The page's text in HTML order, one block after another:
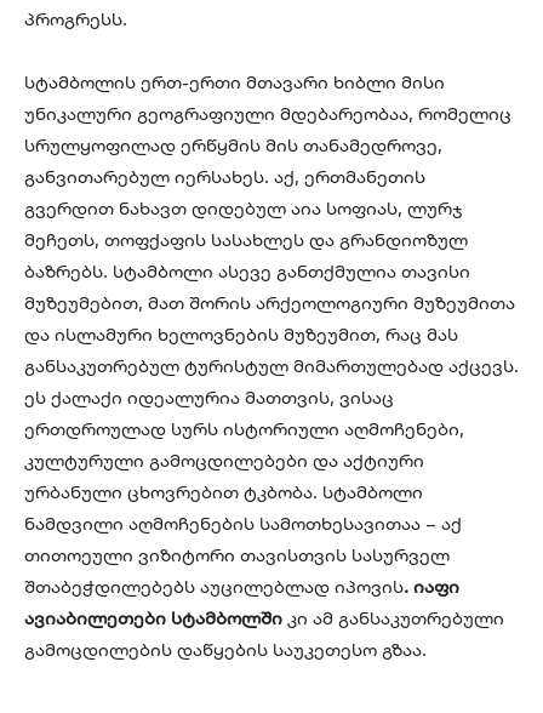
პროგრესს.
სტამბოლის ერთ-ერთი მთავარი ხიბლი მისი
უნიკალური გეოგრაფიული მდებარეობაა, რომელიც
სრულყოფილად ერწყმის მის თანამედროვე,
განვითარებულ იერსახეს. აქ, ერთმანეთის
გვერდით ნახავთ დიდებულ აია სოფიას, ლურჯ
მეჩეთს, თოფქაფის სასახლეს და გრანდიოზულ
ბაზრებს. სტამბოლი ასევე განთქმულია თავისი
მუზეუმებით, მათ შორის არქეოლოგიური მუზეუმითა
და ისლამური ხელოვნების მუზეუმით, რაც მას
განსაკუთრებულ ტურისტულ მიმართულებად აქცევს.
ეს ქალაქი იდეალურია მათთვის, ვისაც
ერთდროულად სურს ისტორიული აღმოჩენები,
კულტურული გამოცდილებები და აქტიური
ურბანული ცხოვრებით ტკბობა. სტამბოლი
ნამდვილი აღმოჩენების სამოთხესავითაა – აქ
თითოეული ვიზიტორი თავისთვის სასურველ
შთაბეჭდილებებს აუცილებლად იპოვის. იაფი
ავიაბილეთები სტამბოლში კი ამ განსაკუთრებული
გამოცდილების დაწყების საუკეთესო გზაა.